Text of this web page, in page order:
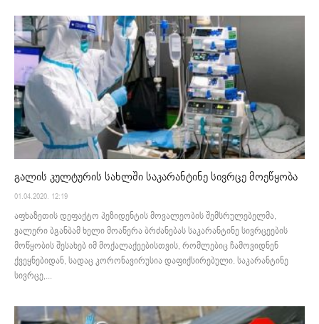
გალის კულტურის სახლში საკარანტინე სივრცე მოეწყობა
01.04.2020. 12:19
აფხაზეთის დეფაქტო პეზიდენტის მოვალეობის შემსრულებელმა,
ვალერი ბგანბამ ხელი მოაწერა ბრძანებას საკარანტინე სივრცეების
მოწყობის შესახებ იმ მოქალაქეებისთვის, რომლებიც ჩამოვიდნენ
ქვეყნებიდან, სადაც კორონავირუსია დაფიქსირებული. საკარანტინე
სივრცე,...